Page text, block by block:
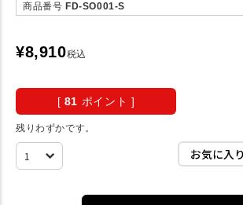
商品番号 FD-SO001-S
¥8,910税込
[ 81 ポイント ]
残りわずかです。
お気に入